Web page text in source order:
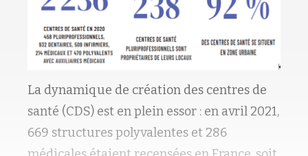
La dynamique de création des centres de
santé (CDS) est en plein essor : en avril 2021,
669 structures polyvalentes et 286